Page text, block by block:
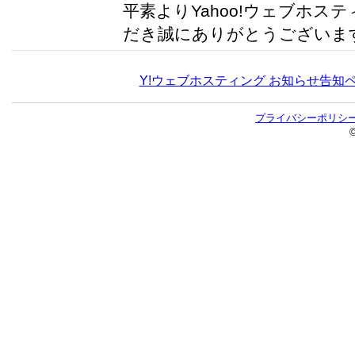
平素よりYahoo!ウェブホス
だき誠にありがとうございま
Y!ウェブホスティング お知らせ告
プライバシーポリシ